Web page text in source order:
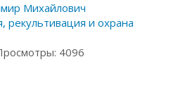
Михайлович
рекультивация и охрана
4096